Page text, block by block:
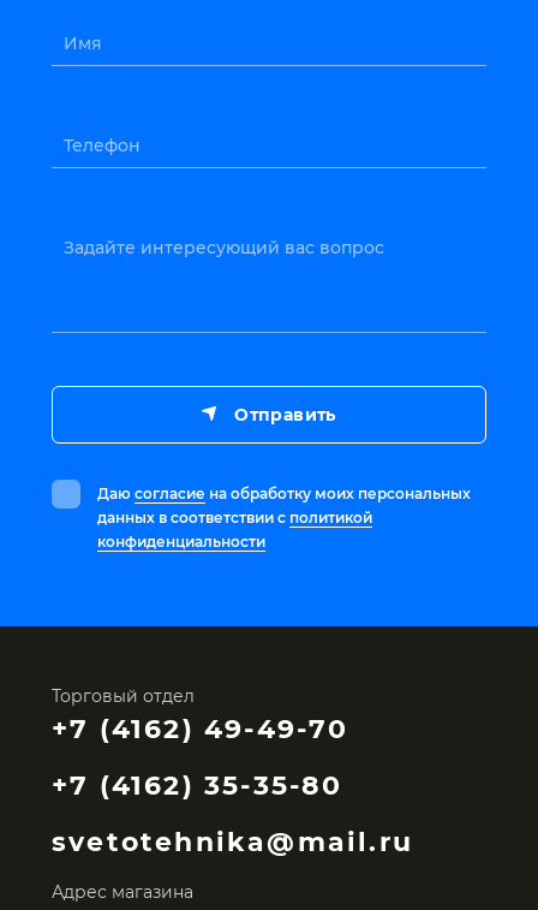
Имя
Телефон
Задайте интересующий вас вопрос
Даю согласие на обработку моих персональных
данных в соответствии с политикой
конфиденциальности
Отправить
Торговый отдел
+7 (4162) 49-49-70
+7 (4162) 35-35-80
svetotehnika@mail.ru
Адрес магазина